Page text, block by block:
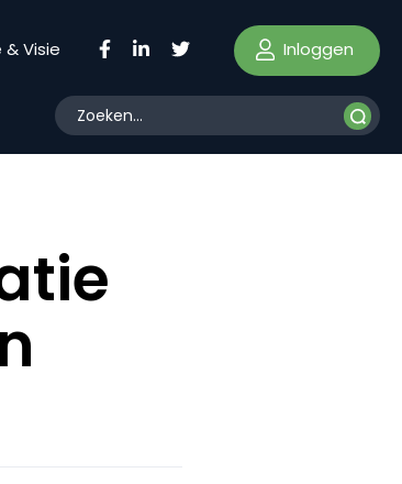
& Visie Inloggen